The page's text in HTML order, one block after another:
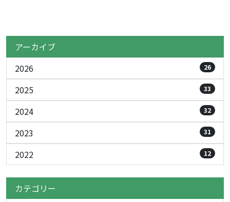
アーカイブ
2026
26
2025 33
2024 32
2023 31
2022 12
カテゴリー